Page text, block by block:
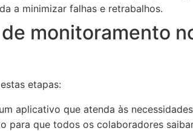
a minimizar falhas e retrabalhos.
monitoramento
etapas:
aplicativo que atenda às
para que todos os colaboradores